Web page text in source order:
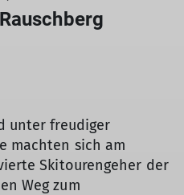
unter freudiger
machten sich am
Skitourengeher der
Weg zum